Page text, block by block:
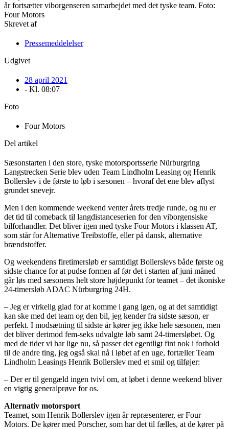
Skrevet af
Pressemeddelelser
Udgivet
28 april 2021
- Kl. 08:07
Foto
Four Motors
Del artikel
Sæsonstarten i den store, tyske motorsportsserie Nürburgring
Langstrecken Serie blev uden Team Lindholm Leasing og Henrik
Bollerslev i de første to løb i sæsonen – hvoraf det ene blev aflyst
grundet snevejr.
Men i den kommende weekend venter årets tredje runde, og nu er
det tid til comeback til langdistanceserien for den viborgensiske
bilforhandler. Det bliver igen med tyske Four Motors i klassen AT,
som står for Alternative Treibstoffe, eller på dansk, alternative
brændstoffer.
Og weekendens firetimersløb er samtidigt Bollerslevs både første og
sidste chance for at pudse formen af før det i starten af juni måned
går løs med sæsonens helt store højdepunkt for teamet – det ikoniske
24-timersløb ADAC Nürburgring 24H.
– Jeg er virkelig glad for at komme i gang igen, og at det samtidigt
kan ske med det team og den bil, jeg kender fra sidste sæson, er
perfekt. I modsætning til sidste år kører jeg ikke hele sæsonen, men
det bliver derimod fem-seks udvalgte løb samt 24-timersløbet. Og
med de tider vi har lige nu, så passer det egentligt fint nok i forhold
til de andre ting, jeg også skal nå i løbet af en uge, fortæller Team
Lindholm Leasings Henrik Bollerslev med et smil og tilføjer:
– Der er til gengæld ingen tvivl om, at løbet i denne weekend bliver
en vigtig generalprøve for os.
Alternativ motorsport
Teamet, som Henrik Bollerslev igen år repræsenterer, er Four
Motors. De kører med Porscher, som har det til fælles, at de kører på